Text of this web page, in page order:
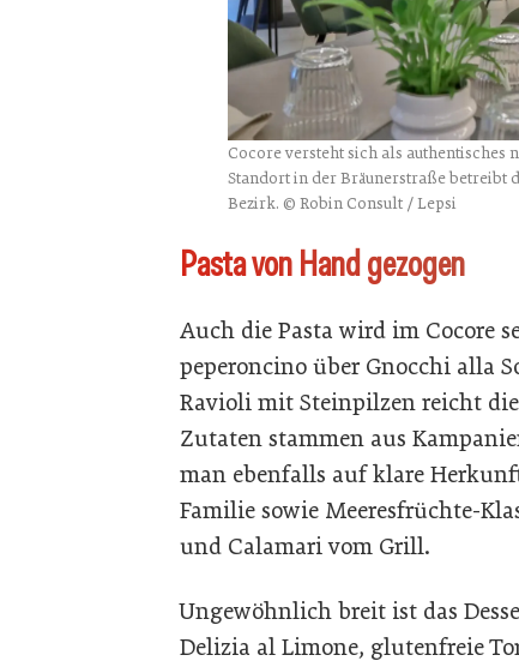
Cocore versteht sich als authentisches
Standort in der Bräunerstraße betreibt
Bezirk. © Robin Consult / Lepsi
Pasta von Hand gezogen
Auch die Pasta wird im Cocore
peperoncino über Gnocchi alla
Ravioli mit Steinpilzen reicht
Zutaten stammen aus
man ebenfalls auf klare
Familie sowie Meeresfrüchte-
und Calamari vom Grill.
Ungewöhnlich breit ist das
Delizia al Limone, glutenfreie